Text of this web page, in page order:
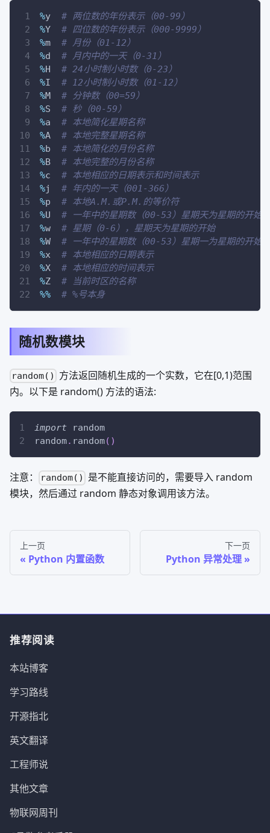
%y # 两位数的年份表示（00-99）
%Y # 四位数的年份表示（000-9999）
%m # 月份（01-12）
%d # 月内中的一天（0-31）
%H # 24小时制小时数（0-23）
%I # 12小时制小时数（01-12）
%M # 分钟数（00=59）
%S # 秒（00-59）
%a # 本地简化星期名称
%A # 本地完整星期名称
%b # 本地简化的月份名称
%B # 本地完整的月份名称
%c # 本地相应的日期表示和时间表示
%j # 年内的一天（001-366）
%p # 本地A.M.或P.M.的等价符
%U # 一年中的星期数（00-53）星期天为星期的开始
%w # 星期（0-6），星期天为星期的开始
%W # 一年中的星期数（00-53）星期一为星期的开始
%x # 本地相应的日期表示
%X # 本地相应的时间表示
%Z # 当前时区的名称
%% # %号本身
随机数模块
random()
方法返回随机生成的一个实数，它在[0,1)范围
内。以下是 random() 方法的语法:
import random
random. random( )
注意： random()
是不能直接访问的，需要导入 random
模块，然后通过 random 静态对象调用该方法。
上一页
Python 内置函数
下一页
Python 异常处理
推荐阅读
本站博客
学习路线
开源指北
英文翻译
工程师说
其他文章
物联网周刊